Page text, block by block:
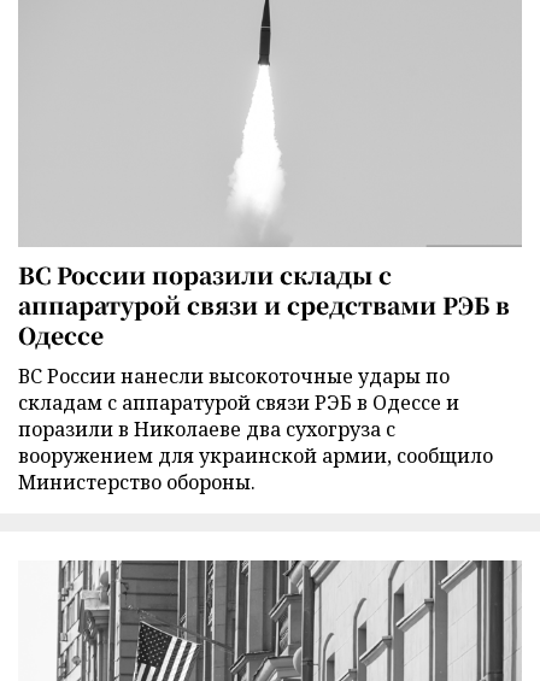
ВС России поразили склады с
аппаратурой связи и средствами РЭБ в
Одессе
ВС России нанесли высокоточные удары по
складам с аппаратурой связи РЭБ в Одессе и
поразили в Николаеве два сухогруза с
вооружением для украинской армии, сообщило
Министерство обороны.